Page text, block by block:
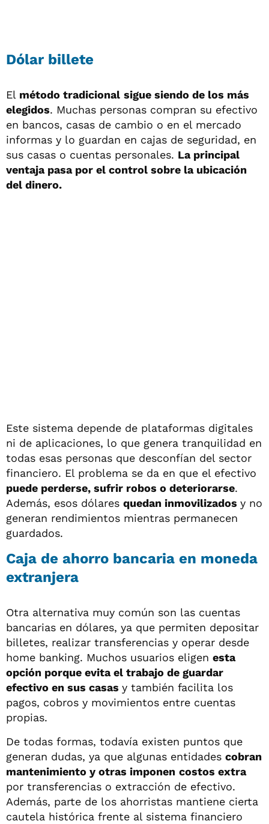
Dólar billete
El método tradicional sigue siendo de los más
elegidos. Muchas personas compran su efectivo
en bancos, casas de cambio o en el mercado
informas y lo guardan en cajas de seguridad, en
sus casas o cuentas personales. La principal
ventaja pasa por el control sobre la ubicación
del dinero.
Este sistema depende de plataformas digitales
ni de aplicaciones, lo que genera tranquilidad en
todas esas personas que desconfían del sector
financiero. El problema se da en que el efectivo
puede perderse, sufrir robos o deteriorarse.
Además, esos dólares quedan inmovilizados y no
generan rendimientos mientras permanecen
guardados.
Caja de ahorro bancaria en moneda
extranjera
Otra alternativa muy común son las cuentas
bancarias en dólares, ya que permiten depositar
billetes, realizar transferencias y operar desde
home banking. Muchos usuarios eligen esta
opción porque evita el trabajo de guardar
efectivo en sus casas y también facilita los
pagos, cobros y movimientos entre cuentas
propias.
De todas formas, todavía existen puntos que
generan dudas, ya que algunas entidades cobran
mantenimiento y otras imponen costos extra
por transferencias o extracción de efectivo.
Además, parte de los ahorristas mantiene cierta
cautela histórica frente al sistema financiero